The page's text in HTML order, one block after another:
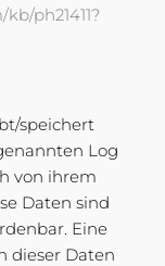
ph21411?
speichert
Log
von ihrem
Daten sind
Eine
dieser Daten